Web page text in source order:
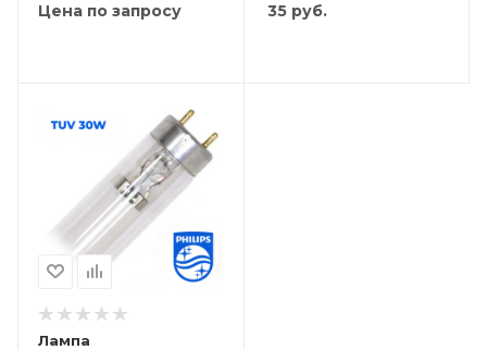
Цена по запросу 35руб.
Лампа